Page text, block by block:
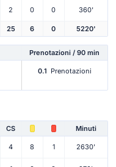
2 0 0 360'
25 6 0 5220'
Prenotazioni / 90 min
0.1 Prenotazioni
CS Minuti
4 8 1 2630'